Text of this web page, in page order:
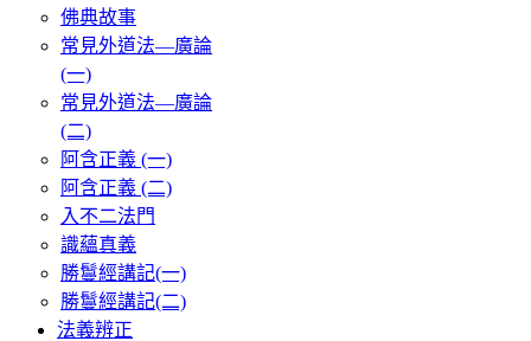
佛典故事
常見外道法—廣論
(一)
常見外道法—廣論
(二)
阿含正義 (一)
阿含正義 (二)
入不二法門
識蘊真義
勝鬘經講記(一)
勝鬘經講記(二)
法義辨正